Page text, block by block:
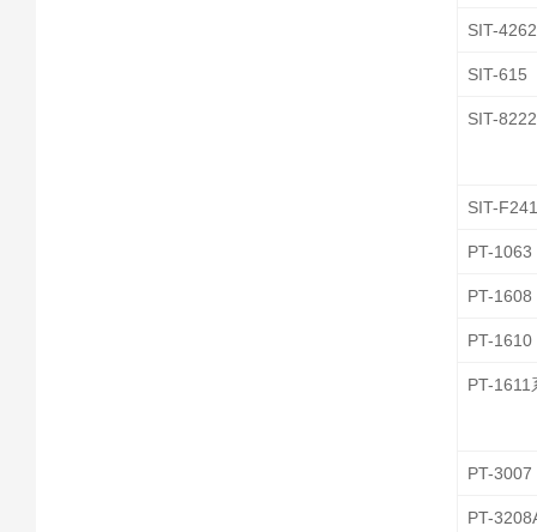
SIT-4262
SIT-615
SIT-8222
SIT-
PT-1063
PT-1608
PT-1610
PT-1611
PT-3007
PT-